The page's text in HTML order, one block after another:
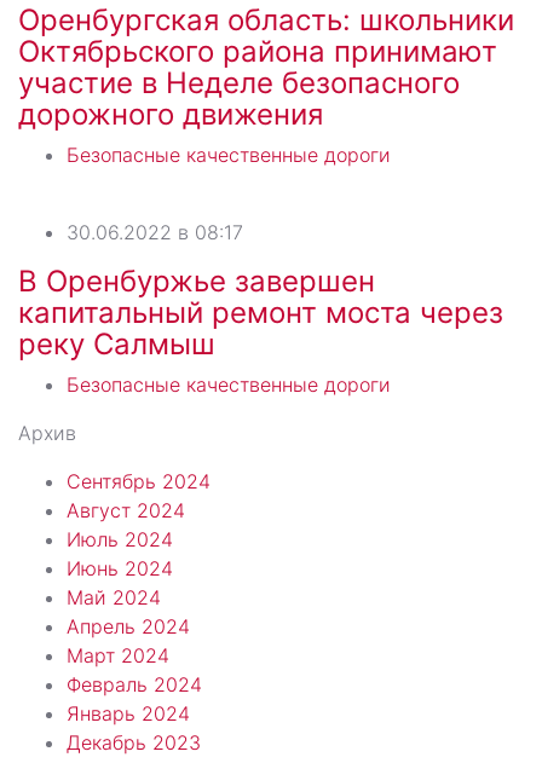
Оренбургская область: школьники
Октябрьского района принимают
участие в Неделе безопасного
дорожного движения
Безопасные качественные дороги
30.06.2022 в 08:17
В Оренбуржье завершен
капитальный ремонт моста через
реку Салмыш
Безопасные качественные дороги
Архив
Сентябрь 2024
Август 2024
Июль 2024
Июнь 2024
Май 2024
Апрель 2024
Март 2024
Февраль 2024
Январь 2024
Декабрь 2023